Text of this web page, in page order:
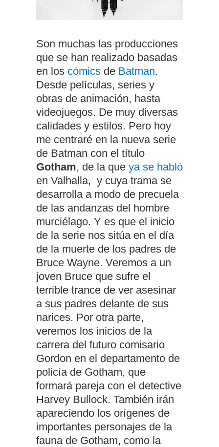
Son muchas las producciones
que se han realizado basadas
en los cómics de Batman.
Desde películas, series y
obras de animación, hasta
videojuegos. De muy diversas
calidades y estilos. Pero hoy
me centraré en la nueva serie
de Batman con el título
Gotham, de la que ya se habló
en Valhalla, y cuya trama se
desarrolla a modo de precuela
de las andanzas del hombre
murciélago. Y es que el inicio
de la serie nos sitúa en el día
de la muerte de los padres de
Bruce Wayne. Veremos a un
joven Bruce que sufre el
terrible trance de ver asesinar
a sus padres delante de sus
narices. Por otra parte,
veremos los inicios de la
carrera del futuro comisario
Gordon en el departamento de
policía de Gotham, que
formará pareja con el detective
Harvey Bullock. También irán
apareciendo los orígenes de
importantes personajes de la
fauna de Gotham, como la